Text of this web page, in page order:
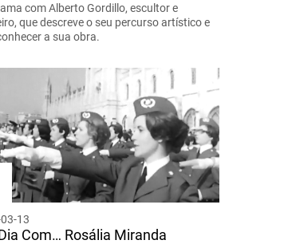
com Alberto Gordillo, escultor e
que descreve o seu percurso artístico e
a sua obra.
13
Com… Rosália Miranda